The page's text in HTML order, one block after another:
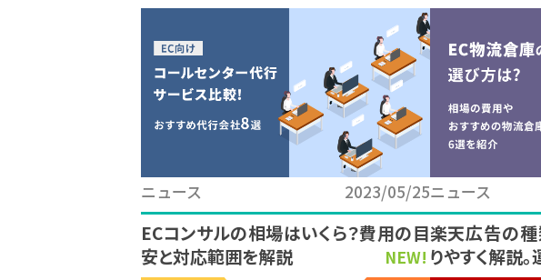
ニュース 2023/05/25ニュース
ECコンサルの相場はいくら？費用の目
安と対応範囲を解説
NEW!
楽天広告の種
りやすく解説